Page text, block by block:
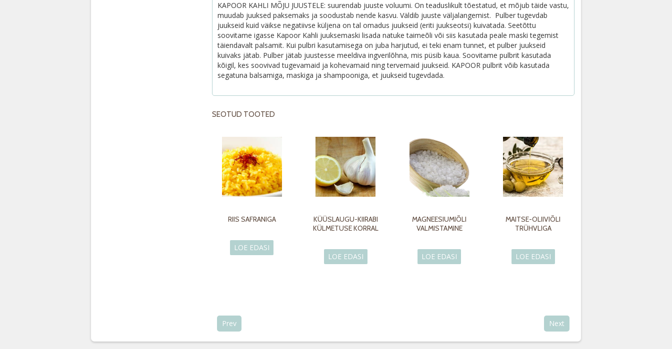
KAPOOR KAHLI MÕJU JUUSTELE: suurendab juuste voluumi. On teaduslikult tõestatud, et mõjub täide vastu,
muudab juuksed paksemaks ja soodustab nende kasvu. Väldib juuste väljalangemist. Pulber tugevdab
juukseid kuid väikse negatiivse küljena on tal omadus juukseid (eriti juukseotsi) kuivatada. Seetõttu
soovitame igasse Kapoor Kahli juuksemaski lisada natuke taimeõli või siis kasutada peale maski tegemist
täiendavalt palsamit. Kui pulbri kasutamisega on juba harjutud, ei teki enam tunnet, et pulber juukseid
kuivaks jätab. Pulber jätab juustesse meeldiva ingverilõhna, mis püsib kaua. Soovitame pulbrit kasutada
kõigil, kes soovivad tugevamaid ja kohevamaid ning tervemaid juukseid. KAPOOR pulbrit võib kasutada
segatuna balsamiga, maskiga ja shampooniga, et juukseid tugevdada.
SEOTUD TOOTED
RIIS SAFRANIGA
LOE EDASI
KÜÜSLAUGU-KIIRABI
KÜLMETUSE KORRAL
LOE EDASI
MAGNEESIUMIÕLI
VALMISTAMINE
LOE EDASI
MAITSE-OLIIVIÕLI
TRÜHVLIGA
LOE EDASI
Prev Next